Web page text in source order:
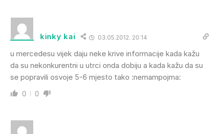
kinky kai 03.05.2012. 20:14
u mercedesu vijek daju neke krive informacije kada kažu
da su nekonkurentni u utrci onda dobiju a kada kažu da su
se popravili osvoje 5-6 mjesto tako :nemampojma:
0 0